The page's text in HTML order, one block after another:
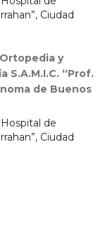
Ciudad
y
S.A.M.I.C. “Prof.
de Buenos
de
Ciudad